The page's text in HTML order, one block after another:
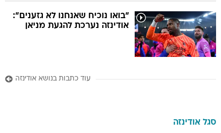
"בואו נוכיח שאנחנו לא גזענים":
אודינזה נערכת להגעת מניאן
עוד כתבות בנושא אודינזה
סגל אודינזה